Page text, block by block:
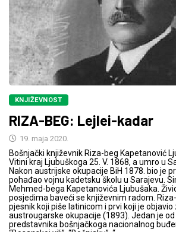
KNJIŽEVNOST
RIZA-BEG: Lejlei-kadar
19. maja 2020.
Bošnjački književnik Riza-beg Kapetanović
Vitini kraj Ljubuškoga 25. V. 1868, a umro u
Nakon austrijske okupacije BiH 1878. bio je
pohađao vojnu kadetsku školu u Sarajevu.
Mehmed-bega Kapetanovića Ljubušaka.
posjedima baveći se književnim radom.
pjesnik koji piše latinicom i prvi koji je
austrougarske okupacije (1893). Jedan je
predstavnika bošnjačkoga nacionalnog